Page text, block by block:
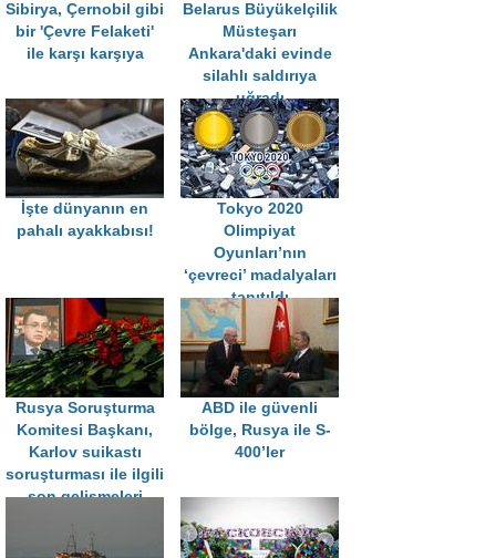
Sibirya, Çernobil gibi
bir 'Çevre Felaketi'
ile karşı karşıya
Belarus Büyükelçilik
Müsteşarı
Ankara'daki evinde
silahlı saldırıya
uğradı
İşte dünyanın en
pahalı ayakkabısı!
Tokyo 2020
Olimpiyat
Oyunları’nın
‘çevreci’ madalyaları
tanıtıldı
Rusya Soruşturma
Komitesi Başkanı,
Karlov suikastı
soruşturması ile ilgili
son gelişmeleri
ABD ile güvenli
bölge, Rusya ile S-
400’ler